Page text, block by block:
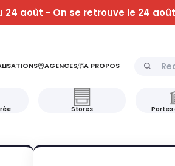
24 août - On se retrouve le 24
AGENCES A PROPOS
Stores Portes